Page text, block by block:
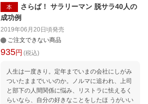
ていく。暴力団取材に精通した二大ヤクザライ
ターによる集中講義である。 【編集担当からの
口敦氏と、『サカナとヤクザ』がベストセラー
になった鈴木智彦氏が、ヤクザと社会の意外な
接点を明らかにしていく展開は、目からウロコ
ら日本の社会を学び直すということなのかもし
れません。 第1章 〈ヤクザと食品〉新たな資金
源はタピオカドリンクだった 第2章 〈ヤクザと
副業〉現代の賭場はLINEのゲームである 第3章
本
さらば！ サラリーマン 脱サラ40人の
成功例
2019年06月20日頃発売
ご注文できない商品
935円 (税込)
人生は一度きり。定年までいまの会社にしがみ
ついたままでいいのか。ノルマに追われ、上司
と部下の人間関係に悩み、リストラに怯えるく
らいなら、自分の好きなことをしたほ うがいい